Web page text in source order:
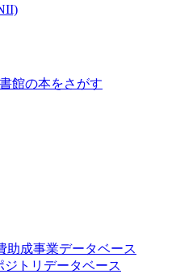
館の本をさがす
助成事業データベース
トリデータベース